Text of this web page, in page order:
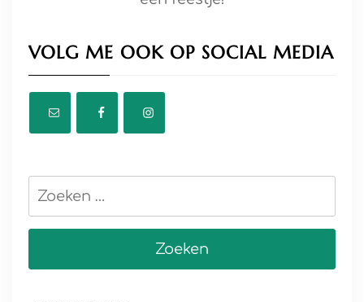
VOLG ME OOK OP SOCIAL MEDIA
Zoeken